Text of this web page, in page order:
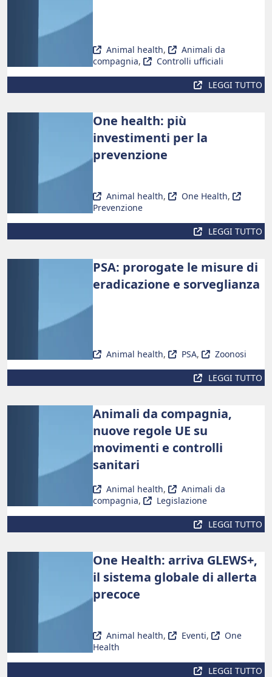
Animal health,
Animali da
compagnia, Controlli ufficiali
LEGGI TUTTO
One health: più
investimenti per la
prevenzione
Animal health, One Health,
Prevenzione
LEGGI TUTTO
PSA: prorogate le misure di
eradicazione e sorveglianza
Animal health, PSA, Zoonosi
LEGGI TUTTO
Animali da compagnia,
nuove regole UE su
movimenti e controlli
sanitari
Animal health,
Animali da
compagnia, Legislazione
LEGGI TUTTO
One Health: arriva GLEWS+,
il sistema globale di allerta
precoce
Animal health, Eventi,
One
Health
LEGGI TUTTO